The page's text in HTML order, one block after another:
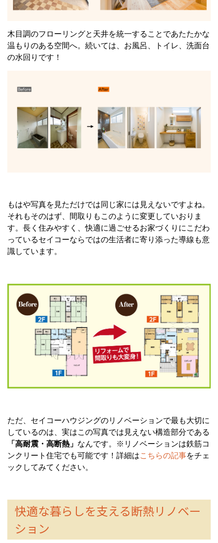
木目調のフローリングと天井を統一することであたたかな
温もりのある空間へ。続いては、お風呂、トイレ、洗面台
の水回りです！
もはや写真を見ただけでは同じ家には見えないですよね。
それもそのはず、間取りもこのように変更していおりま
す。長く住みやすく、快適に過ごせるお家づくりにこだわ
っているセイコーならではの生活者に寄り添った導線も意
識しています。
ただ、セイコーハウジングのリノベーションで最も大切に
しているのは、実はこの写真では見えない構造部分である
「高耐震・高断熱」 なんです。※リノベーションは鉄筋コ
ンクリート住宅でも可能です！詳細はこちらの記事をチェ
ックしてみてください。
快適な暮らしを支える断熱リノベー
ション